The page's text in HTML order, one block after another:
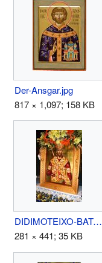
Der-Ansgar.jpg
817 × 1,097; 158 KB
DIDIMOTEIXO-BATATZIS.jpg
281 × 441; 35 KB